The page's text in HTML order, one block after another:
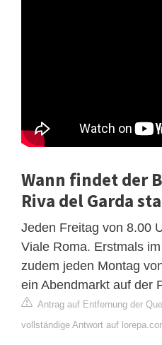
Wann findet der
Riva del Garda
Jeden Freitag von 8.00
Viale Roma. Erstmals
zudem jeden Montag
ein Abendmarkt auf der
Antrag auf Entfernung der
vollständige Antwort auf